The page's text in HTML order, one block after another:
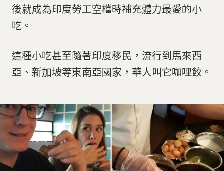
後就成為印度勞工空檔時補充體力最愛的小
吃。
這種小吃甚至隨著印度移民，流行到馬來西
亞、新加坡等東南亞國家，華人叫它咖哩餃。